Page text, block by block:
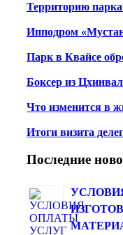
Территорию
Ипподром
Парк в Квайсе
Боксер из
Что изменится в
Итоги визита
Последние